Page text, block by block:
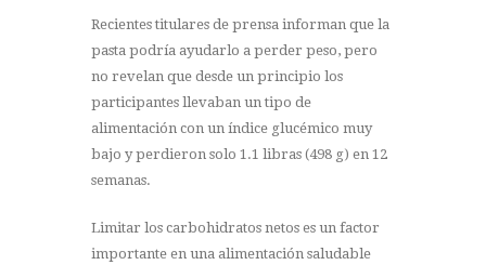
Recientes titulares de prensa informan que la
pasta podría ayudarlo a perder peso, pero
no revelan que desde un principio los
participantes llevaban un tipo de
alimentación con un índice glucémico muy
bajo y perdieron solo 1.1 libras (498 g) en 12
semanas.
Limitar los carbohidratos netos es un factor
importante en una alimentación saludable